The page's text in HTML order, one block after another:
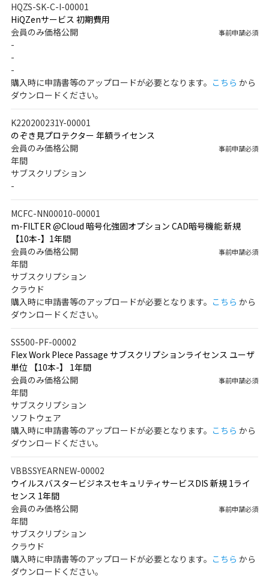
HQZS-SK-C-I-00001
HiQZenサービス 初期費用
会員のみ価格公開
事前申請必須
-
-
-
購入時に申請書等のアップロードが必要となります。 こちら から
ダウンロードください。
K220200231Y-00001
のぞき見プロテクター 年額ライセンス
会員のみ価格公開
事前申請必須
年間
サブスクリプション
-
MCFC-NN00010-00001
m-FILTER @Cloud 暗号化強固オプション CAD暗号機能 新規
【10本-】1年間
会員のみ価格公開
事前申請必須
年間
サブスクリプション
クラウド
購入時に申請書等のアップロードが必要となります。 こちら から
ダウンロードください。
SS500-PF-00002
Flex Work Plece Passage サブスクリプションライセンス ユーザ
単位 【10本-】 1年間
会員のみ価格公開
事前申請必須
年間
サブスクリプション
ソフトウェア
購入時に申請書等のアップロードが必要となります。 こちら から
ダウンロードください。
VBBSSYEARNEW-00002
ウイルスバスタービジネスセキュリティサービスDIS 新規 1ライ
センス 1年間
会員のみ価格公開
事前申請必須
年間
サブスクリプション
クラウド
購入時に申請書等のアップロードが必要となります。 こちら から
ダウンロードください。